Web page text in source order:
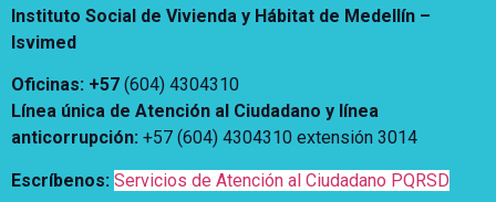
Centro de relevo
Más Información sobre Accesibilidad
Instituto Social de Vivienda y Hábitat de Medellín –
Isvimed
Oficinas: +57 (604) 4304310
Línea única de Atención al Ciudadano y línea
anticorrupción: +57 (604) 4304310 extensión 3014
Escríbenos: Servicios de Atención al Ciudadano PQRSD